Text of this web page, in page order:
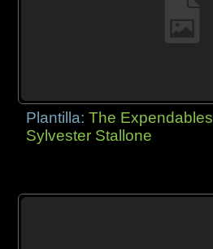
Plantilla:The Expendables
Sylvester Stallone